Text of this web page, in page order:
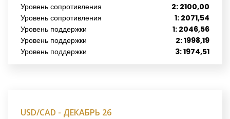
Уровень сопротивления
2: 2100,00
Уровень сопротивления
1: 2071,54
Уровень поддержки
1: 2046,56
Уровень поддержки
2: 1998,19
Уровень поддержки
3: 1974,51
USD/CAD - ДЕКАБРЬ 26